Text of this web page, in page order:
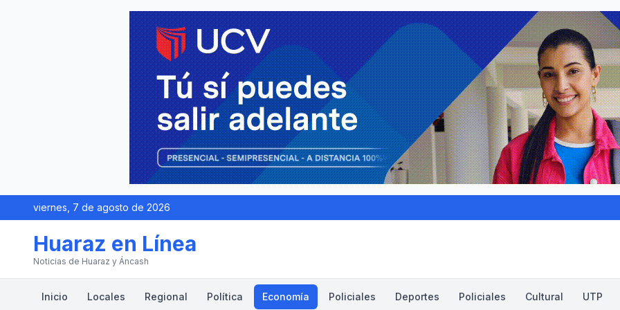
viernes, 7 de agosto de 2026
Huaraz en Línea
Noticias de Huaraz y Áncash
Inicio Locales Regional Política Economía Policiales Deportes Policiales Cultural UTP